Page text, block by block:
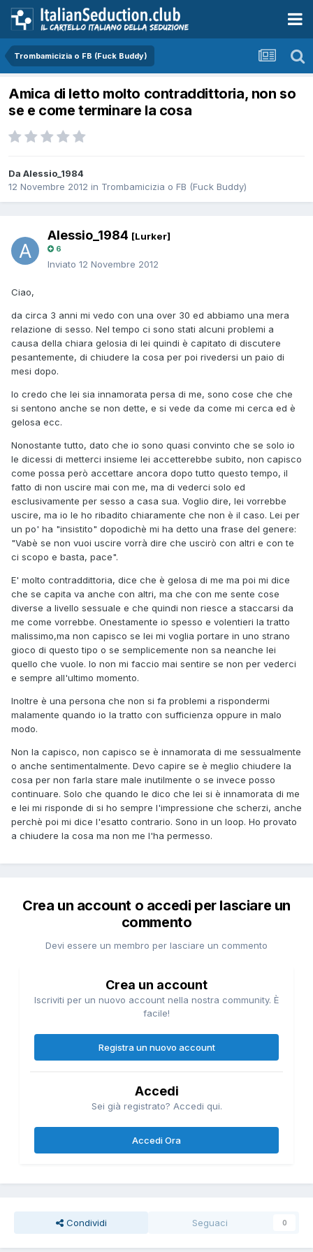
Trombamicizia o FB (Fuck Buddy)
Amica di letto molto contraddittoria, non so
se e come terminare la cosa
Da Alessio_1984
12 Novembre 2012 in Trombamicizia o FB (Fuck Buddy)
Alessio_1984 [Lurker]
6
Inviato 12 Novembre 2012
Ciao,
da circa 3 anni mi vedo con una over 30 ed abbiamo una mera
relazione di sesso. Nel tempo ci sono stati alcuni problemi a
causa della chiara gelosia di lei quindi è capitato di discutere
pesantemente, di chiudere la cosa per poi rivedersi un paio di
mesi dopo.
Io credo che lei sia innamorata persa di me, sono cose che che
si sentono anche se non dette, e si vede da come mi cerca ed è
gelosa ecc.
Nonostante tutto, dato che io sono quasi convinto che se solo io
le dicessi di metterci insieme lei accetterebbe subito, non capisco
come possa però accettare ancora dopo tutto questo tempo, il
fatto di non uscire mai con me, ma di vederci solo ed
esclusivamente per sesso a casa sua. Voglio dire, lei vorrebbe
uscire, ma io le ho ribadito chiaramente che non è il caso. Lei per
un po' ha "insistito" dopodichè mi ha detto una frase del genere:
"Vabè se non vuoi uscire vorrà dire che uscirò con altri e con te
ci scopo e basta, pace".
E' molto contraddittoria, dice che è gelosa di me ma poi mi dice
che se capita va anche con altri, ma che con me sente cose
diverse a livello sessuale e che quindi non riesce a staccarsi da
me come vorrebbe. Onestamente io spesso e volentieri la tratto
malissimo,ma non capisco se lei mi voglia portare in uno strano
gioco di questo tipo o se semplicemente non sa neanche lei
quello che vuole. Io non mi faccio mai sentire se non per vederci
e sempre all'ultimo momento.
Inoltre è una persona che non si fa problemi a rispondermi
malamente quando io la tratto con sufficienza oppure in malo
modo.
Non la capisco, non capisco se è innamorata di me sessualmente
o anche sentimentalmente. Devo capire se è meglio chiudere la
cosa per non farla stare male inutilmente o se invece posso
continuare. Solo che quando le dico che lei si è innamorata di me
e lei mi risponde di si ho sempre l'impressione che scherzi, anche
perchè poi mi dice l'esatto contrario. Sono in un loop. Ho provato
a chiudere la cosa ma non me l'ha permesso.
Crea un account o accedi per lasciare un
commento
Devi essere un membro per lasciare un commento
Crea un account
Iscriviti per un nuovo account nella nostra community. È
facile!
Registra un nuovo account
Accedi
Sei già registrato? Accedi qui.
Accedi Ora
Condividi Seguaci 0